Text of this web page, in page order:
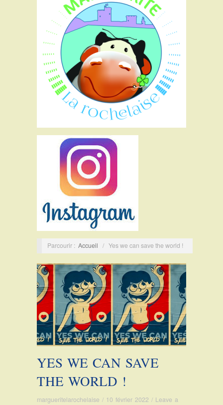
Parcourir : Accueil / Yes we can save the world !
YES WE CAN SAVE
THE WORLD !
margueritelarochelaise / 10 février 2022 / Leave a